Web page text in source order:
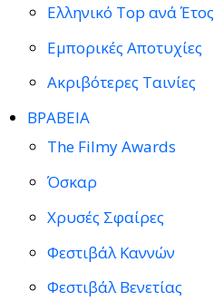
Ελληνικό Top ανά Έτος
Εμπορικές Αποτυχίες
Ακριβότερες Ταινίες
ΒΡΑΒΕΙΑ
The Filmy Awards
Όσκαρ
Χρυσές Σφαίρες
Φεστιβάλ Καννών
Φεστιβάλ Βενετίας